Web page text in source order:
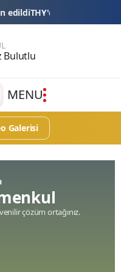
yolcu ve uçuş rekoru
Bulutlu
MENU
Galerisi
çözüm ortağınız.